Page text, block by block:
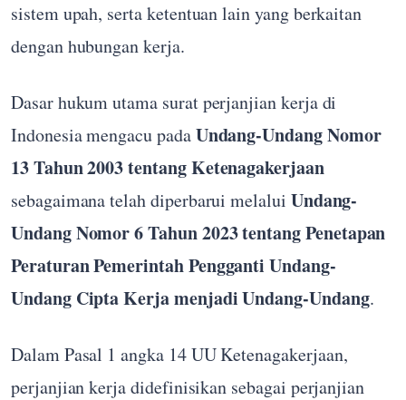
sistem upah, serta ketentuan lain yang berkaitan
dengan hubungan kerja.
Dasar hukum utama surat perjanjian kerja di
Indonesia mengacu padaUndang-Undang Nomor
13 Tahun 2003 tentang Ketenagakerjaan
sebagaimana telah diperbarui melalui Undang-
Undang Nomor 6 Tahun 2023 tentang Penetapan
Peraturan Pemerintah Pengganti Undang-
Undang Cipta Kerja menjadi Undang-Undang.
Dalam Pasal 1 angka 14 UU Ketenagakerjaan,
perjanjian kerja didefinisikan sebagai perjanjian